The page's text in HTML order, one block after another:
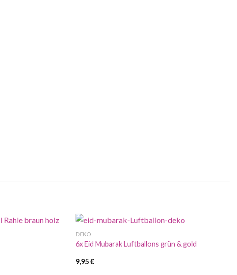
DEKO
6x Eid Mubarak Luftballons grün & gold
9,95€